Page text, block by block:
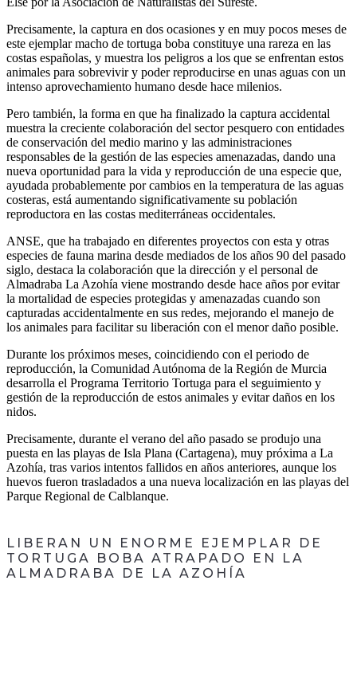
Precisamente, la captura en dos ocasiones y en muy pocos meses de
este ejemplar macho de tortuga boba constituye una rareza en las
costas españolas, y muestra los peligros a los que se enfrentan estos
animales para sobrevivir y poder reproducirse en unas aguas con un
intenso aprovechamiento humano desde hace milenios.
Pero también, la forma en que ha finalizado la captura accidental
muestra la creciente colaboración del sector pesquero con entidades
de conservación del medio marino y las administraciones
responsables de la gestión de las especies amenazadas, dando una
nueva oportunidad para la vida y reproducción de una especie que,
ayudada probablemente por cambios en la temperatura de las aguas
costeras, está aumentando significativamente su población
reproductora en las costas mediterráneas occidentales.
ANSE, que ha trabajado en diferentes proyectos con esta y otras
especies de fauna marina desde mediados de los años 90 del pasado
siglo, destaca la colaboración que la dirección y el personal de
Almadraba La Azohía viene mostrando desde hace años por evitar
la mortalidad de especies protegidas y amenazadas cuando son
capturadas accidentalmente en sus redes, mejorando el manejo de
los animales para facilitar su liberación con el menor daño posible.
Durante los próximos meses, coincidiendo con el periodo de
reproducción, la Comunidad Autónoma de la Región de Murcia
desarrolla el Programa Territorio Tortuga para el seguimiento y
gestión de la reproducción de estos animales y evitar daños en los
nidos.
Precisamente, durante el verano del año pasado se produjo una
puesta en las playas de Isla Plana (Cartagena), muy próxima a La
Azohía, tras varios intentos fallidos en años anteriores, aunque los
huevos fueron trasladados a una nueva localización en las playas del
Parque Regional de Calblanque.
LIBERAN UN ENORME EJEMPLAR DE
TORTUGA BOBA ATRAPADO EN LA
ALMADRABA DE LA AZOHÍA